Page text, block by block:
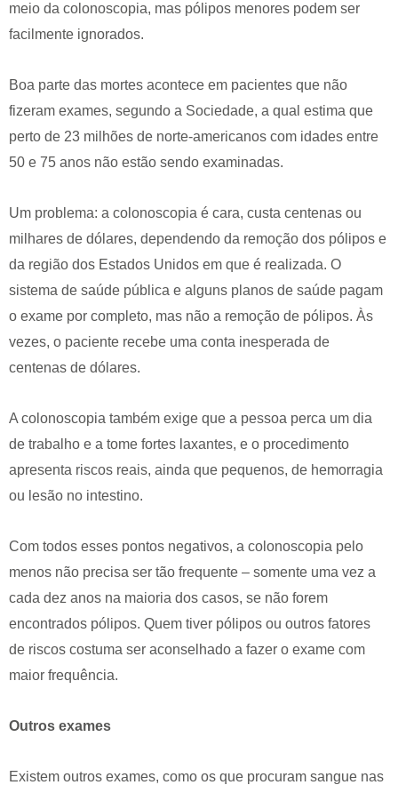
meio da colonoscopia, mas pólipos menores podem ser
facilmente ignorados.
Boa parte das mortes acontece em pacientes que não
fizeram exames, segundo a Sociedade, a qual estima que
perto de 23 milhões de norte-americanos com idades entre
50 e 75 anos não estão sendo examinadas.
Um problema: a colonoscopia é cara, custa centenas ou
milhares de dólares, dependendo da remoção dos pólipos e
da região dos Estados Unidos em que é realizada. O
sistema de saúde pública e alguns planos de saúde pagam
o exame por completo, mas não a remoção de pólipos. Às
vezes, o paciente recebe uma conta inesperada de
centenas de dólares.
A colonoscopia também exige que a pessoa perca um dia
de trabalho e a tome fortes laxantes, e o procedimento
apresenta riscos reais, ainda que pequenos, de hemorragia
ou lesão no intestino.
Com todos esses pontos negativos, a colonoscopia pelo
menos não precisa ser tão frequente – somente uma vez a
cada dez anos na maioria dos casos, se não forem
encontrados pólipos. Quem tiver pólipos ou outros fatores
de riscos costuma ser aconselhado a fazer o exame com
maior frequência.
Outros exames
Existem outros exames, como os que procuram sangue nas